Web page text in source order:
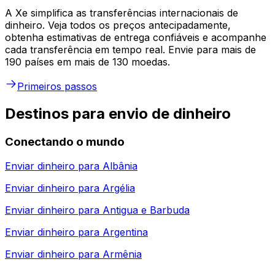
A Xe simplifica as transferências internacionais de
dinheiro. Veja todos os preços antecipadamente,
obtenha estimativas de entrega confiáveis e acompanhe
cada transferência em tempo real. Envie para mais de
190 países em mais de 130 moedas.
Primeiros passos
Destinos para envio de dinheiro
Conectando o mundo
Enviar dinheiro para Albânia
Enviar dinheiro para Argélia
Enviar dinheiro para Antigua e Barbuda
Enviar dinheiro para Argentina
Enviar dinheiro para Armênia